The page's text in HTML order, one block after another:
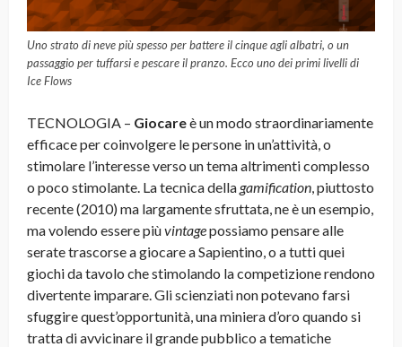
Uno strato di neve più spesso per battere il cinque agli albatri, o un
passaggio per tuffarsi e pescare il pranzo. Ecco uno dei primi livelli di
Ice Flows
TECNOLOGIA – Giocareè un modo straordinariamente
efficace per coinvolgere le persone in un’attività, o
stimolare l’interesse verso un tema altrimenti complesso
o poco stimolante. La tecnica dellagamification , piuttosto
recente (2010) ma largamente sfruttata, ne è un esempio,
ma volendo essere piùvintagepossiamo pensare alle
serate trascorse a giocare a Sapientino, o a tutti quei
giochi da tavolo che stimolando la competizione rendono
divertente imparare. Gli scienziati non potevano farsi
sfuggire quest’opportunità, una miniera d’oro quando si
tratta di avvicinare il grande pubblico a tematiche